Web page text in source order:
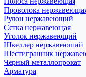
Проволока
Рулон нержавеющий
Сетка нержавеющая
Уголок нержавеющий
Швеллер нержавеющий
Шестигранник
Черный металлопрокат
Арматура